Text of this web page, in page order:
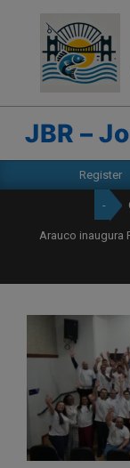
content
SP
JBR –
Navigation
Register
-
Arauco inaugura